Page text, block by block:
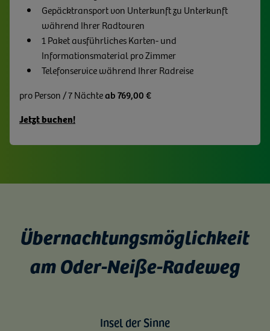
Gepäcktransport von Unterkunft zu Unterkunft
während Ihrer Radtouren
1 Paket ausführliches Karten- und
Informationsmaterial pro Zimmer
Telefonservice während Ihrer Radreise
pro Person / 7 Nächteab 769,00 €
Jetzt buchen!
Übernachtungsmöglichkeit
am Oder-Neiße-Radeweg
Insel der Sinne